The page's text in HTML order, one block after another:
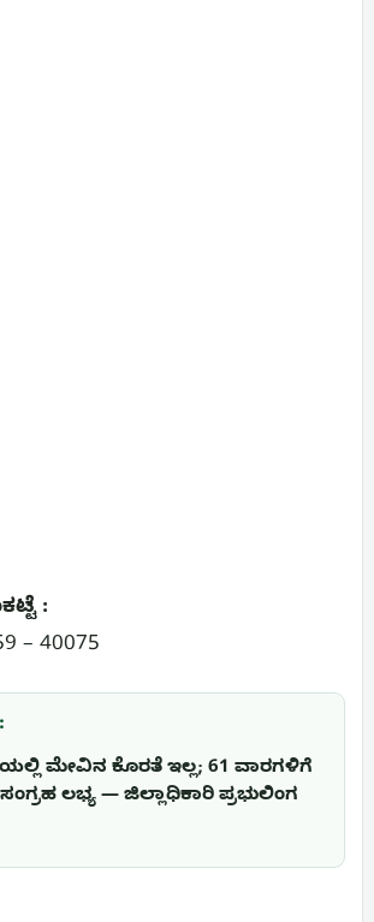
:
– 40075
ಮೇವಿನ ಕೊರತೆ ಇಲ್ಲ; 61 ವಾರಗಳಿಗೆ
ಸಂಗ್ರಹ ಲಭ್ಯ — ಜಿಲ್ಲಾಧಿಕಾರಿ ಪ್ರಭುಲಿಂಗ